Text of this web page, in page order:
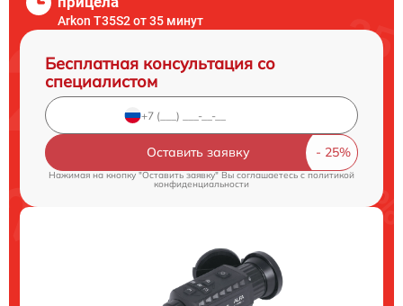
Arkon T35S2 от 35 минут
Бесплатная консультация со
специалистом
Оставить заявку
Нажимая на кнопку "Оставить заявку" Вы соглашаетесь c политикой
конфиденциальности